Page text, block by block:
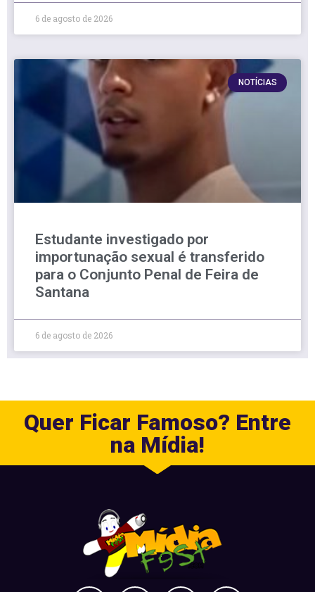
6 de agosto de 2026
NOTÍCIAS
Estudante investigado por
importunação sexual é transferido
para o Conjunto Penal de Feira de
Santana
6 de agosto de 2026
Quer Ficar Famoso? Entre
na Mídia!